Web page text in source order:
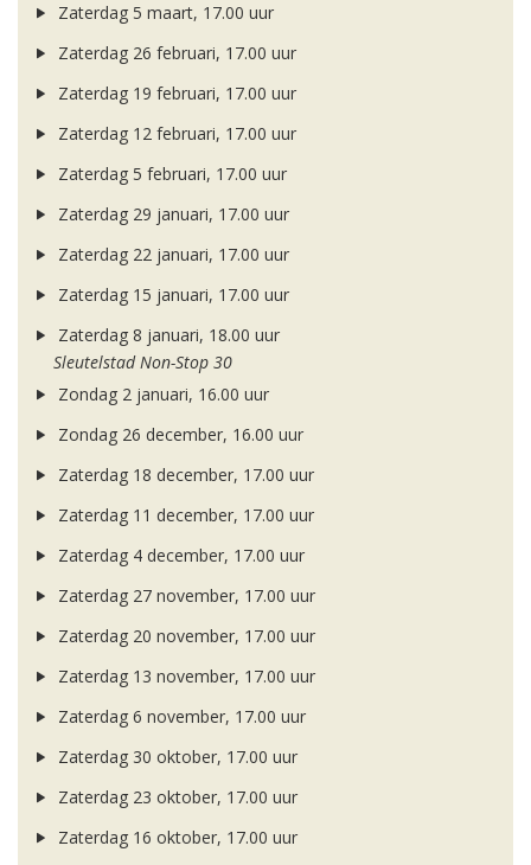
Zaterdag 5 maart, 17.00 uur
Zaterdag 26 februari, 17.00 uur
Zaterdag 19 februari, 17.00 uur
Zaterdag 12 februari, 17.00 uur
Zaterdag 5 februari, 17.00 uur
Zaterdag 29 januari, 17.00 uur
Zaterdag 22 januari, 17.00 uur
Zaterdag 15 januari, 17.00 uur
Zaterdag 8 januari, 18.00 uur
Sleutelstad Non-Stop 30
Zondag 2 januari, 16.00 uur
Zondag 26 december, 16.00 uur
Zaterdag 18 december, 17.00 uur
Zaterdag 11 december, 17.00 uur
Zaterdag 4 december, 17.00 uur
Zaterdag 27 november, 17.00 uur
Zaterdag 20 november, 17.00 uur
Zaterdag 13 november, 17.00 uur
Zaterdag 6 november, 17.00 uur
Zaterdag 30 oktober, 17.00 uur
Zaterdag 23 oktober, 17.00 uur
Zaterdag 16 oktober, 17.00 uur